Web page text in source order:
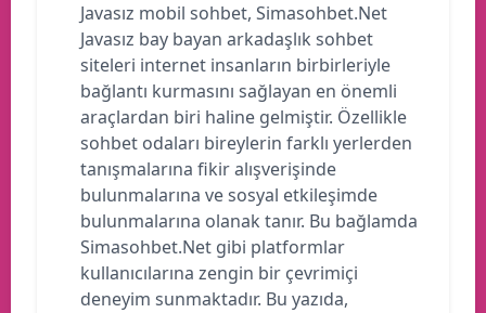
Javasız mobil sohbet, Simasohbet.Net
Javasız bay bayan arkadaşlık sohbet
siteleri internet insanların birbirleriyle
bağlantı kurmasını sağlayan en önemli
araçlardan biri haline gelmiştir. Özellikle
sohbet odaları bireylerin farklı yerlerden
tanışmalarına fikir alışverişinde
bulunmalarına ve sosyal etkileşimde
bulunmalarına olanak tanır. Bu bağlamda
Simasohbet.Net gibi platformlar
kullanıcılarına zengin bir çevrimiçi
deneyim sunmaktadır. Bu yazıda,